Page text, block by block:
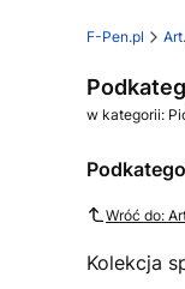
F-Pen.pl
w kategorii:
Wróć do:
Kolekcja